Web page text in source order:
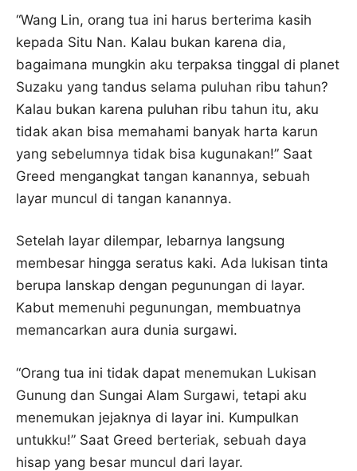
“Wang Lin, orang tua ini harus berterima kasih
kepada Situ Nan. Kalau bukan karena dia,
bagaimana mungkin aku terpaksa tinggal di planet
Suzaku yang tandus selama puluhan ribu tahun?
Kalau bukan karena puluhan ribu tahun itu, aku
tidak akan bisa memahami banyak harta karun
yang sebelumnya tidak bisa kugunakan!” Saat
Greed mengangkat tangan kanannya, sebuah
layar muncul di tangan kanannya.
Setelah layar dilempar, lebarnya langsung
membesar hingga seratus kaki. Ada lukisan tinta
berupa lanskap dengan pegunungan di layar.
Kabut memenuhi pegunungan, membuatnya
memancarkan aura dunia surgawi.
“Orang tua ini tidak dapat menemukan Lukisan
Gunung dan Sungai Alam Surgawi, tetapi aku
menemukan jejaknya di layar ini. Kumpulkan
untukku!” Saat Greed berteriak, sebuah daya
hisap yang besar muncul dari layar.